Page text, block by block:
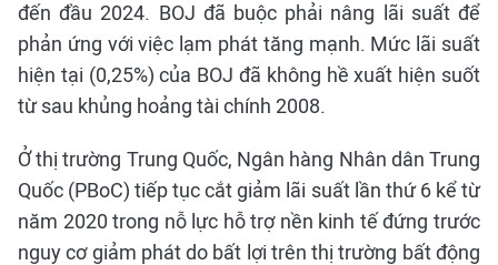
đến đầu 2024. BOJ đã buộc phải nâng lãi suất để
phản ứng với việc lạm phát tăng mạnh. Mức lãi suất
hiện tại (0,25%) của BOJ đã không hề xuất hiện suốt
từ sau khủng hoảng tài chính 2008.
Ở thị trường Trung Quốc, Ngân hàng Nhân dân Trung
Quốc (PBoC) tiếp tục cắt giảm lãi suất lần thứ 6 kể từ
năm 2020 trong nỗ lực hỗ trợ nền kinh tế đứng trước
nguy cơ giảm phát do bất lợi trên thị trường bất động